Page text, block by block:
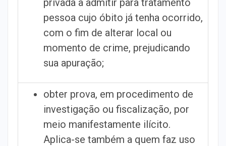
pessoa cujo óbito já tenha ocorrido,
com o fim de alterar local ou
momento de crime, prejudicando
sua apuração;
obter prova, em procedimento de
investigação ou fiscalização, por
meio manifestamente ilícito.
Aplica-se também a quem faz uso